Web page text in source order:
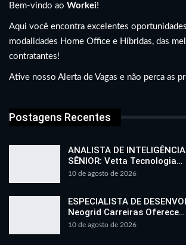
Bem-vindo ao Workei!
Aqui você encontra excelentes
modalidades Home Office e Híbridas, das
contratantes!
Ative nosso Alerta de Vagas e não perca as
Postagens Recentes
ANALISTA DE
SÊNIOR: Vetta Tecnologia…
10 de agosto de 2026
ESPECIALISTA DE
Neogrid Carreiras Oferece…
10 de agosto de 2026